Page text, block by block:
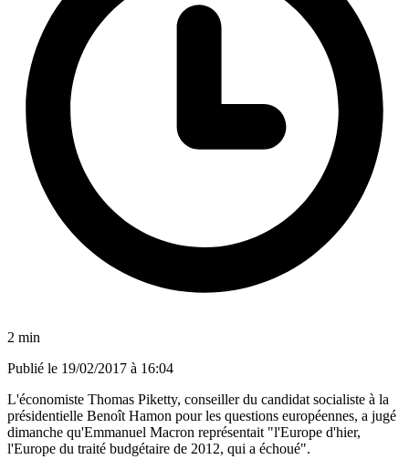
2 min
Publié le 19/02/2017 à 16:04
L'économiste Thomas Piketty, conseiller du candidat socialiste à la
présidentielle Benoît Hamon pour les questions européennes, a jugé
dimanche qu'Emmanuel Macron représentait "l'Europe d'hier,
l'Europe du traité budgétaire de 2012, qui a échoué".